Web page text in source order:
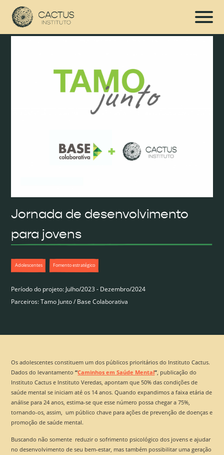
Jornada de desenvolvimento
para jovens
Adolescentes Fomento estratégico
Período do projeto: Julho/2023 - Dezembro/2024
Parceiros: Tamo Junto / Base Colaborativa
Os adolescentes constituem um dos públicos prioritários do Instituto Cactus.
Dados do levantamento“Caminhos em Saúde Mental” , publicação do
Instituto Cactus e Instituto Veredas, apontam que 50% das condições de
saúde mental se iniciam até os 14 anos. Quando expandimos a faixa etária de
análise para 24 anos, estima-se que esse número possa chegar a 75%,
tornando-os, assim, um público chave para ações de prevenção de doenças e
promoção de saúde mental.
Buscando não somente reduzir o sofrimento psicológico dos jovens e ajudar
no desenvolvimento de seu bem-estar, mas também possibilitar uma geração